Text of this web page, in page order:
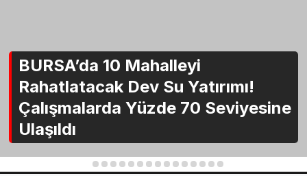
BURSA’da 10 Mahalleyi
Rahatlatacak Dev Su Yatırımı!
Çalışmalarda Yüzde 70 Seviyesine
Ulaşıldı
2 3 4 5 6 7 8 9 10 11 12 13 14 15